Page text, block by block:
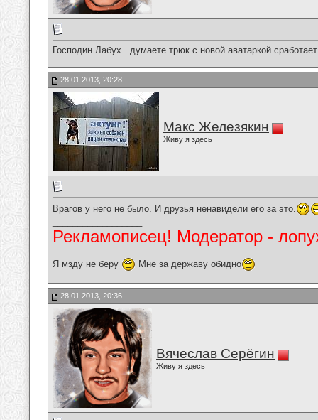
Господин Лабух...думаете трюк с новой аватаркой
28.01.2013, 20:28
Макс Железякин
Живу я здесь
Врагов у него не было. И друзья ненавидели его за это.
Рекламописец! Модератор -
Я мзду не беру Мне за державу обидно
28.01.2013, 20:36
Вячеслав Серёгин
Живу я здесь